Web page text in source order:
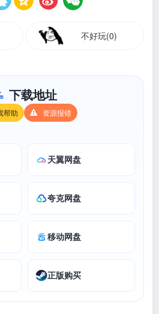
不好玩(0)
下载地址
帮助 资源报错
天翼网盘
夸克网盘
移动网盘
正版购买